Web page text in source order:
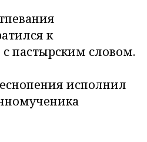
к
пастырским словом.
исполнил